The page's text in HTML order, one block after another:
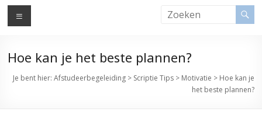
Menu
Hoe kan je het beste plannen?
Je bent hier: Afstudeerbegeleiding> Scriptie Tips> Motivatie > Hoe kan je
het beste plannen?